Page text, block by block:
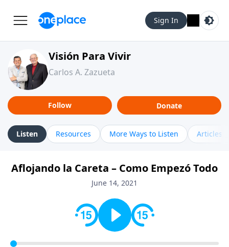
Sign In
Visión Para Vivir
Carlos A. Zazueta
Follow Donate
Listen Resources More Ways to Listen Articles
Aflojando la Careta – Como Empezó Todo
June 14, 2021